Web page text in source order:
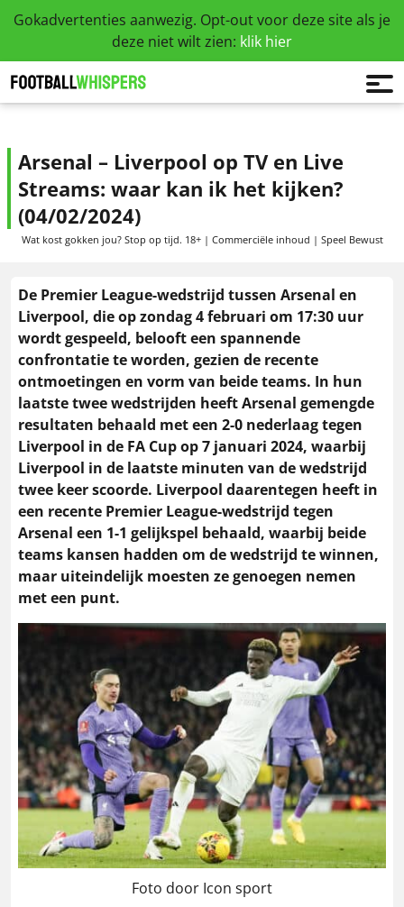
Gokadvertenties aanwezig. Opt-out voor deze site als je
deze niet wilt zien: klik hier
Arsenal – Liverpool op TV en Live
Streams: waar kan ik het kijken?
(04/02/2024)
Wat kost gokken jou? Stop op tijd. 18+ | Commerciële inhoud | Speel Bewust
De Premier League-wedstrijd tussen Arsenal en
Liverpool, die op zondag 4 februari om 17:30 uur
wordt gespeeld, belooft een spannende
confrontatie te worden, gezien de recente
ontmoetingen en vorm van beide teams. In hun
laatste twee wedstrijden heeft Arsenal gemengde
resultaten behaald met een 2-0 nederlaag tegen
Liverpool in de FA Cup op 7 januari 2024, waarbij
Liverpool in de laatste minuten van de wedstrijd
twee keer scoorde​​. Liverpool daarentegen heeft in
een recente Premier League-wedstrijd tegen
Arsenal een 1-1 gelijkspel behaald, waarbij beide
teams kansen hadden om de wedstrijd te winnen,
maar uiteindelijk moesten ze genoegen nemen
met een punt​​​​.
Foto door Icon sport